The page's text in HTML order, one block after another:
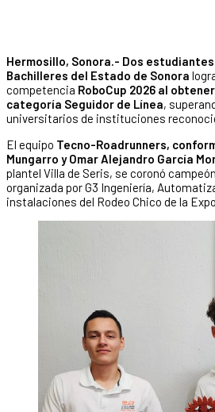
Hermosillo, Sonora.- Dos
Bachilleres del Estado de Sonora
competencia RoboCup 2026 al
categoría Seguidor de Línea,
universitarios de instituciones
El equipo Tecno-Roadrunners,
Mungarro y Omar Alejandro García
plantel Villa de Seris, se coronó
organizada por G3 Ingeniería,
instalaciones del Rodeo Chico de la